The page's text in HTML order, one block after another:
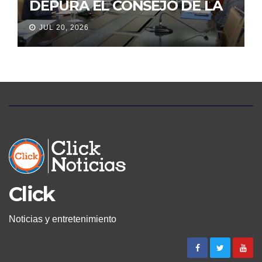
DEPURA EL CONSEJO DE LA
JUDICATURA
JUL 20, 2026
Click
Noticias y entretenimiento